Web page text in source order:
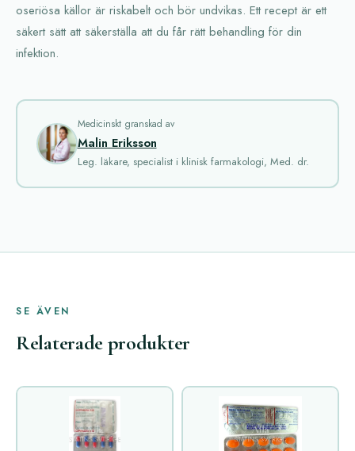
oseriösa källor är riskabelt och bör undvikas. Ett recept är ett
säkert sätt att säkerställa att du får rätt behandling för din
infektion.
Medicinskt granskad av
Malin Eriksson
Leg. läkare, specialist i klinisk farmakologi, Med. dr.
SE ÄVEN
Relaterade produkter